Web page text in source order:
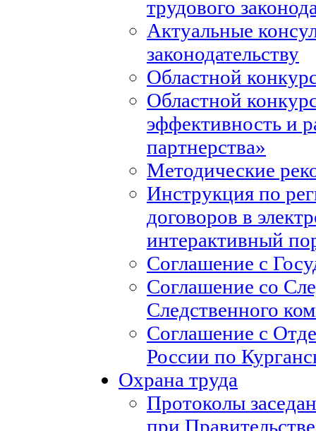
трудового
Актуальные
законодательству
Областной
Областной
эффективность и
партнерства»
Методические
Инструкция по
договоров в
интерактивный
Соглашение с
Соглашение со
Следственного
Соглашение с
России по
Охрана труда
Протоколы
при